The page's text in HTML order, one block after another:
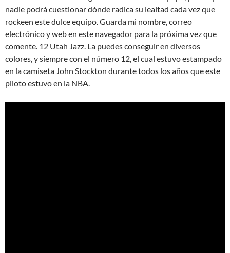
nadie podrá cuestionar dónde radica su lealtad cada vez que
rockeen este dulce equipo. Guarda mi nombre, correo
electrónico y web en este navegador para la próxima vez que
comente. 12 Utah Jazz. La puedes conseguir en diversos
colores, y siempre con el número 12, el cual estuvo estampado
en la camiseta John Stockton durante todos los años que este
piloto estuvo en la NBA.